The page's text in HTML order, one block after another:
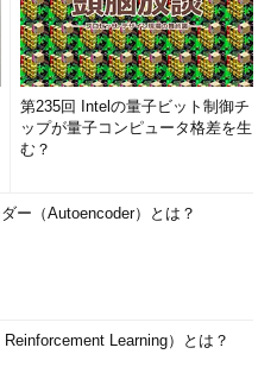
第235回 Intelの量子ビット制御チ
ップが量子コンピュータ格差を生
む？
ー（Autoencoder）とは？
Learning）とは？